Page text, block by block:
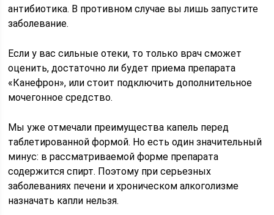
антибиотика. В противном случае вы лишь запустите
заболевание.
Если у вас сильные отеки, то только врач сможет
оценить, достаточно ли будет приема препарата
«Канефрон», или стоит подключить дополнительное
мочегонное средство.
Мы уже отмечали преимущества капель перед
таблетированной формой. Но есть один значительный
минус: в рассматриваемой форме препарата
содержится спирт. Поэтому при серьезных
заболеваниях печени и хроническом алкоголизме
назначать капли нельзя.